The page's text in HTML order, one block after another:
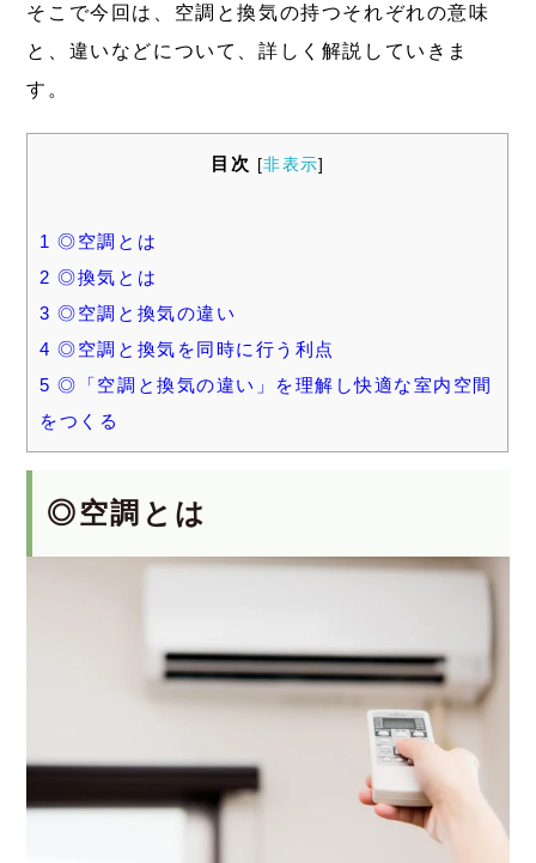
そこで今回は、空調と換気の持つそれぞれの意味
と、違いなどについて、詳しく解説していきま
す。
目次 [非表示]
1 ◎空調とは
2 ◎換気とは
3 ◎空調と換気の違い
4 ◎空調と換気を同時に行う利点
5 ◎「空調と換気の違い」を理解し快適な室内空間
をつくる
◎空調とは